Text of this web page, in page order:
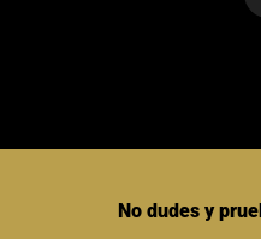
No dudes y